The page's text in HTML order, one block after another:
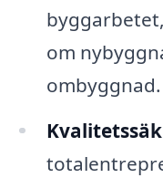
om
ombyggnad.